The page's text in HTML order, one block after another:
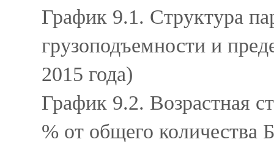
График 9.1. Структура
грузоподъемности и
2015 года)
График 9.2. Возрастная
% от общего